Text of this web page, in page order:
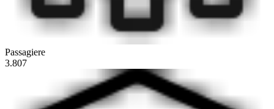
Passagiere
3.807